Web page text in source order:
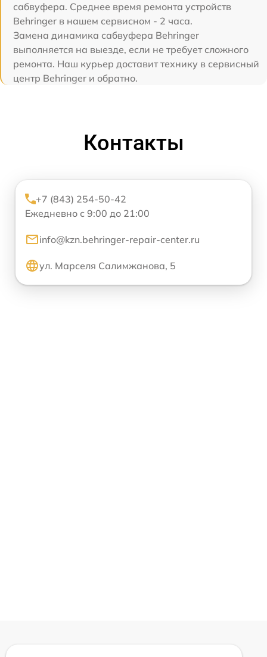
сабвуфера. Среднее время ремонта устройств
Behringer в нашем сервисном - 2 часа.
Замена динамика сабвуфера Behringer
выполняется на выезде, если не требует сложного
ремонта. Наш курьер доставит технику в сервисный
центр Behringer и обратно.
Контакты
+7 (843) 254-50-42
Ежедневно с 9:00 до 21:00
info@kzn.behringer-repair-center.ru
ул. Марселя Салимжанова, 5